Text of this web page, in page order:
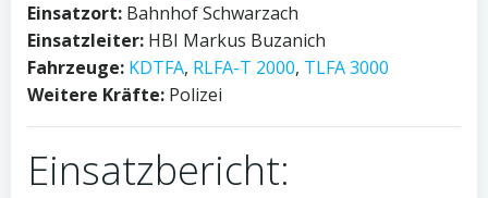
Einsatzort: Bahnhof Schwarzach
Einsatzleiter: HBI Markus Buzanich
Fahrzeuge: KDTFA, RLFA-T 2000, TLFA 3000
Weitere Kräfte: Polizei
Einsatzbericht: